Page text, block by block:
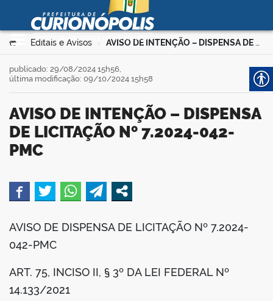
Ir para o conteúdo
Prefeitura Municipal de
Curionópolis
Você está aqui:
Editais e Avisos > AVISO DE INTENÇÃO – DISPENSA DE LICITAÇÃO Nº 7.2024-042-PMC
AVISO DE INTENÇÃO – DISPENSA
DE LICITAÇÃO Nº 7.2024-042-
PMC
publicado: 29/08/2024 15h56,
última modificação: 09/10/2024 15h58
AVISO DE DISPENSA DE LICITAÇÃO Nº 7.2024-
042-PMC
ART. 75, INCISO II, § 3º DA LEI FEDERAL Nº
14.133/2021